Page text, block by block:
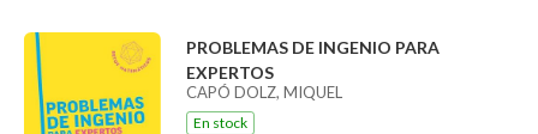
PROBLEMAS DE INGENIO PARA
EXPERTOS
CAPÓ DOLZ, MIQUEL
En stock